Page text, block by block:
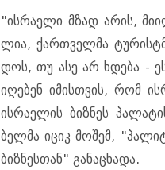
"ის­რა­ე­ლი მზად არის,
ლია, ქარ­თველ­მა
დოს, თუ ასე არ ხდე­ბა -
იღე­ბენ იმის­თვის, რომ
ის­რა­ე­ლის ბიზ­ნეს
ბელ­მა იციკ მო­შემ,
ბიზ­ნეს­თან" გა­ნა­ცხა­და.